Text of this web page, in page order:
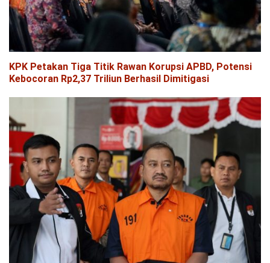
KPK Petakan Tiga Titik Rawan Korupsi APBD, Potensi
Kebocoran Rp2,37 Triliun Berhasil Dimitigasi